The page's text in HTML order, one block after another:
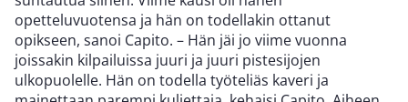
opetteluvuotensa ja hän on todellakin ottanut
opikseen, sanoi Capito. – Hän jäi jo viime vuonna
joissakin kilpailuissa juuri ja juuri pistesijojen
ulkopuolelle. Hän on todella työteliäs kaveri ja